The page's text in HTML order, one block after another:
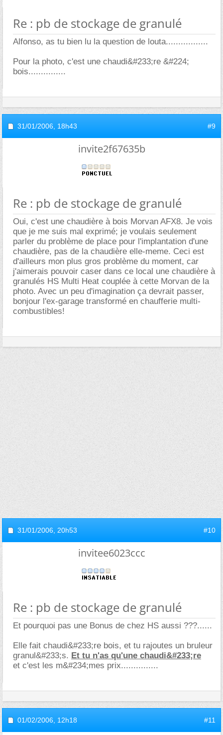
Re : pb de stockage de granulé
Alfonso, as tu bien lu la question de louta.................
Pour la photo, c'est une chaudi&#233;re &#224;
bois...............
31/01/2006, 18h43 #9
invite2f67635b
Re : pb de stockage de granulé
Oui, c'est une chaudière à bois Morvan AFX8. Je vois
que je me suis mal exprimé; je voulais seulement
parler du problème de place pour l'implantation d'une
chaudière, pas de la chaudière elle-meme. Ceci est
d'ailleurs mon plus gros problème du moment, car
j'aimerais pouvoir caser dans ce local une chaudière à
granulés HS Multi Heat couplée à cette Morvan de la
photo. Avec un peu d'imagination ça devrait passer,
bonjour l'ex-garage transformé en chaufferie multi-
combustibles!
31/01/2006, 20h53 #10
invitee6023ccc
Re : pb de stockage de granulé
Et pourquoi pas une Bonus de chez HS aussi ???......
Elle fait chaudi&#233;re bois, et tu rajoutes un bruleur
granul&#233;s. Et tu n'as qu'une chaudi&#233;re
et c'est les m&#234;mes prix...............
01/02/2006, 12h18 #11